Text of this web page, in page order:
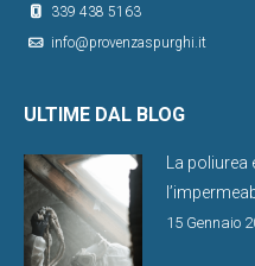
339 438 5163
info@provenzaspurghi.it
ULTIME DAL BLOG
La
15 Gennaio